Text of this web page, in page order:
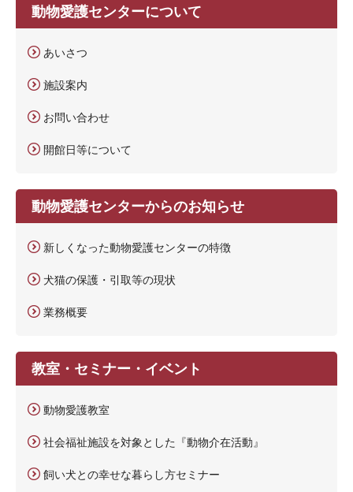
動物愛護センターについて
あいさつ
施設案内
お問い合わせ
開館日等について
動物愛護センターからのお知らせ
新しくなった動物愛護センターの特徴
犬猫の保護・引取等の現状
業務概要
教室・セミナー・イベント
動物愛護教室
社会福祉施設を対象とした『動物介在活動』
飼い犬との幸せな暮らし方セミナー